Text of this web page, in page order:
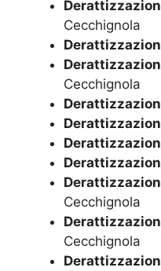
Cecchignola
Cecchignola
Cecchignola
Cecchignola